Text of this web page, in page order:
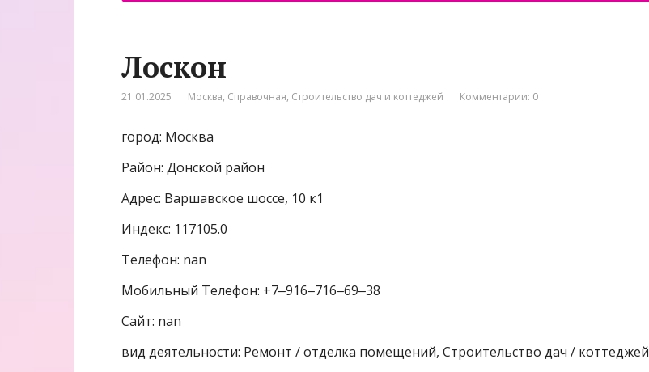
Лоскон
21.01.2025 Москва, Справочная, Строительство дач и коттеджей Комментарии: 0
город: Москва
Район: Донской район
Адрес: Варшавское шоссе, 10 к1
Индекс: 117105.0
Телефон: nan
Мобильный Телефон: +7‒916‒716‒69‒38
Сайт: nan
вид деятельности: Ремонт / отделка помещений, Строительство дач / коттеджей